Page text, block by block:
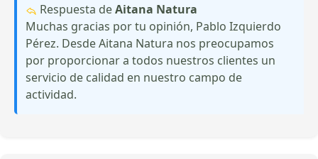
Respuesta deAitana Natura
Muchas gracias por tu opinión, Pablo Izquierdo
Pérez. Desde Aitana Natura nos preocupamos
por proporcionar a todos nuestros clientes un
servicio de calidad en nuestro campo de
actividad.